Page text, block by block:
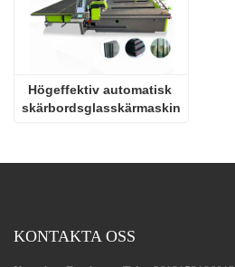
Högeffektiv automatisk
skärbordsglasskärmaskin
KONTAKTA OSS